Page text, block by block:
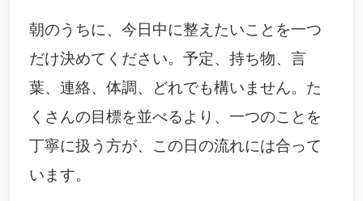
朝のうちに、今日中に整えたいことを一つ
だけ決めてください。予定、持ち物、言
葉、連絡、体調、どれでも構いません。た
くさんの目標を並べるより、一つのことを
丁寧に扱う方が、この日の流れには合って
います。